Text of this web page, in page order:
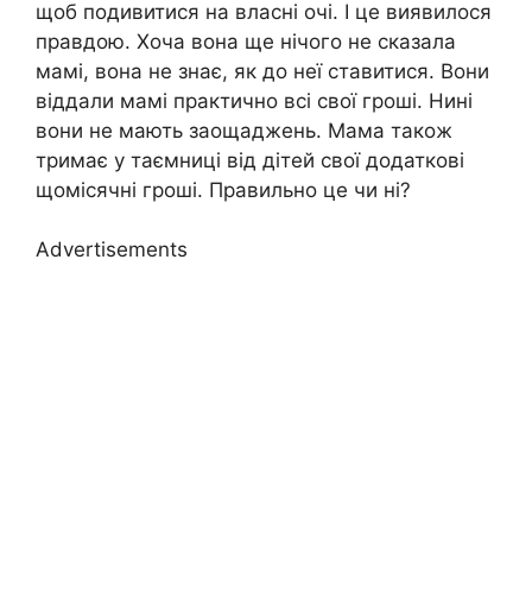
щоб подивитися на власні очі. І це виявилося
правдою. Хоча вона ще нічого не сказала
мамі, вона не знає, як до неї ставитися. Вони
віддали мамі практично всі свої гроші. Нині
вони не мають заощаджень. Мама також
тримає у таємниці від дітей свої додаткові
щомісячні гроші. Правильно це чи ні?
Advertisements